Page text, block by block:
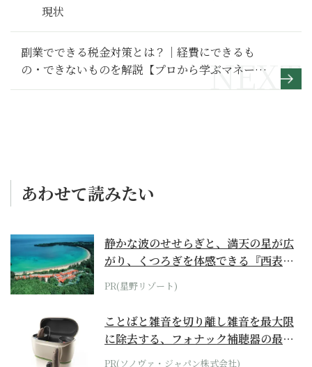
現状
副業でできる税金対策とは？｜経費にできるも
の・できないものを解説【プロから学ぶマネー講
座】
あわせて読みたい
静かな波のせせらぎと、満天の星が広
がり、くつろぎを体感できる『西表島
ホテル by...
PR(星野リゾート)
ことばと雑音を切り離し雑音を最大限
に除去する、フォナック補聴器の最上
位モデル
PR(ソノヴァ・ジャパン株式会社)